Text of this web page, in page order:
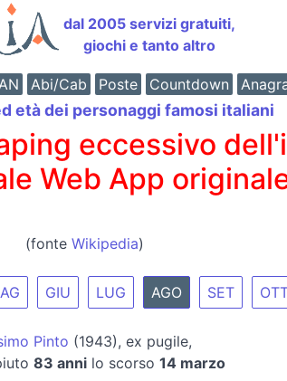
dal 2005 servizi gratuiti,
giochi e tanto altro
Abi/Cab Poste Countdown
età dei personaggi famosi italiani
eccessivo
Web App
(fonte Wikipedia)
GIU LUG AGO SET
Pinto (1943), ex pugile,
83 anni lo scorso 14 marzo